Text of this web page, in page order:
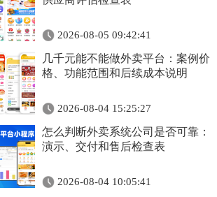
2026-08-05 09:42:41
几千元能不能做外卖平台：案例价
格、功能范围和后续成本说明
2026-08-04 15:25:27
怎么判断外卖系统公司是否可靠：
演示、交付和售后检查表
2026-08-04 10:05:41